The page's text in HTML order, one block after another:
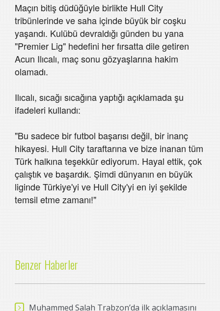
Maçın bitiş düdüğüyle birlikte Hull City
tribünlerinde ve saha içinde büyük bir coşku
yaşandı. Kulübü devraldığı günden bu yana
"Premier Lig" hedefini her fırsatta dile getiren
Acun Ilıcalı, maç sonu gözyaşlarına hakim
olamadı.
Ilıcalı, sıcağı sıcağına yaptığı açıklamada şu
ifadeleri kullandı:
"Bu sadece bir futbol başarısı değil, bir inanç
hikayesi. Hull City taraftarına ve bize inanan tüm
Türk halkına teşekkür ediyorum. Hayal ettik, çok
çalıştık ve başardık. Şimdi dünyanın en büyük
liginde Türkiye'yi ve Hull City'yi en iyi şekilde
temsil etme zamanı!"
Benzer Haberler
Muhammed Salah Trabzon’da ilk açıklamasını